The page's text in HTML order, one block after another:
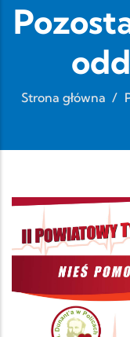
Strona główna /